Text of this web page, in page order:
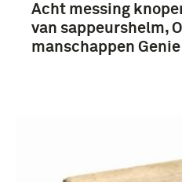
Acht messing
van sappeurshelm,
manschappen Genie